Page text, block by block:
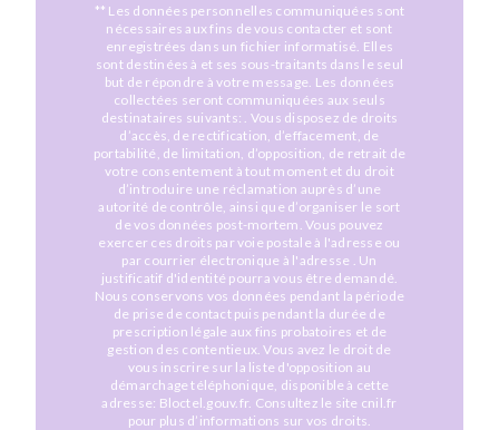
** Les données personnelles communiquées sont
nécessaires aux fins de vous contacter et sont
enregistrées dans un fichier informatisé. Elles
sont destinées à et ses sous-traitants dans le seul
but de répondre à votre message. Les données
collectées seront communiquées aux seuls
destinataires suivants: . Vous disposez de droits
d’accès, de rectification, d’effacement, de
portabilité, de limitation, d’opposition, de retrait de
votre consentement à tout moment et du droit
d’introduire une réclamation auprès d’une
autorité de contrôle, ainsi que d’organiser le sort
de vos données post-mortem. Vous pouvez
exercer ces droits par voie postale à l'adresse ou
par courrier électronique à l'adresse . Un
justificatif d'identité pourra vous être demandé.
Nous conservons vos données pendant la période
de prise de contact puis pendant la durée de
prescription légale aux fins probatoires et de
gestion des contentieux. Vous avez le droit de
vous inscrire sur la liste d'opposition au
démarchage téléphonique, disponible à cette
adresse: Bloctel.gouv.fr . Consultez le site cnil.fr
pour plus d’informations sur vos droits.